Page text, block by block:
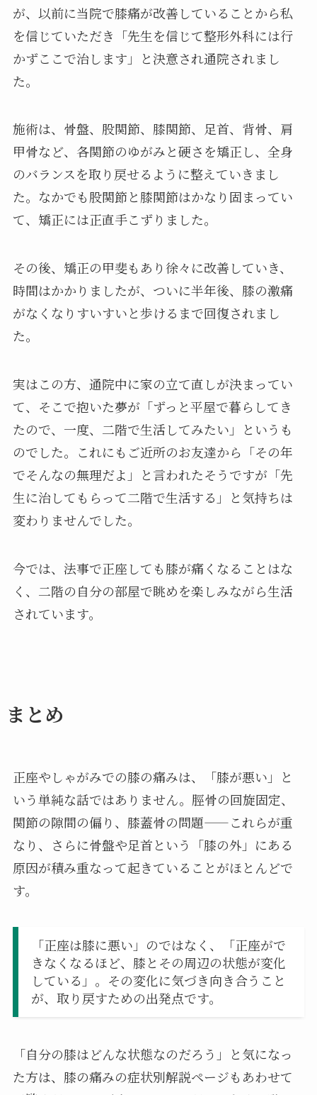
が、以前に当院で膝痛が改善していることから私
を信じていただき「先生を信じて整形外科には行
かずここで治します」と決意され通院されまし
た。
施術は、骨盤、股関節、膝関節、足首、背骨、肩
甲骨など、各関節のゆがみと硬さを矯正し、全身
のバランスを取り戻せるように整えていきまし
た。なかでも股関節と膝関節はかなり固まってい
て、矯正には正直手こずりました。
その後、矯正の甲斐もあり徐々に改善していき、
時間はかかりましたが、ついに半年後、膝の激痛
がなくなりすいすいと歩けるまで回復されまし
た。
実はこの方、通院中に家の立て直しが決まってい
て、そこで抱いた夢が「ずっと平屋で暮らしてき
たので、一度、二階で生活してみたい」というも
のでした。これにもご近所のお友達から「その年
でそんなの無理だよ」と言われたそうですが「先
生に治してもらって二階で生活する」と気持ちは
変わりませんでした。
今では、法事で正座しても膝が痛くなることはな
く、二階の自分の部屋で眺めを楽しみながら生活
されています。
まとめ
正座やしゃがみでの膝の痛みは、「膝が悪い」と
いう単純な話ではありません。脛骨の回旋固定、
関節の隙間の偏り、膝蓋骨の問題——これらが重
なり、さらに骨盤や足首という「膝の外」にある
原因が積み重なって起きていることがほとんどで
す。
「正座は膝に悪い」のではなく、「正座がで
きなくなるほど、膝とその周辺の状態が変化
している」。その変化に気づき向き合うこと
が、取り戻すための出発点です。
「自分の膝はどんな状態なのだろう」と気になっ
た方は、膝の痛みの症状別解説ページもあわせて